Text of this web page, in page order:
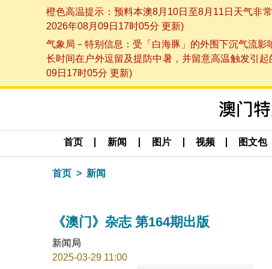
橙色高温提示：预料本澳8月10日至8月11日天气非
2026年08月09日17时05分 更新)
气象局－特别信息：受「白海豚」的外围下沉气流
长时间在户外逗留及提防中暑，并留意高温触发引
09日17时05分 更新)
首页 新闻 图片 视频 图文包
首页 新闻
《澳门》杂志 第164期出版
新闻局
2025-03-29 11:00